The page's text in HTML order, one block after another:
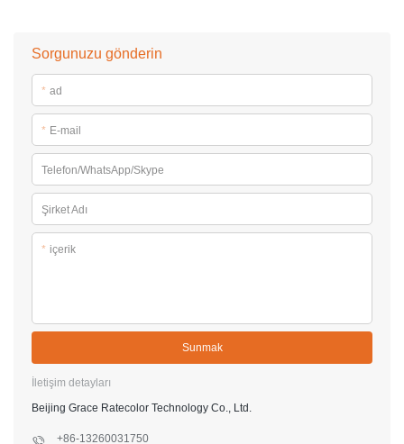
Sorgunuzu gönderin
* ad
* E-mail
Telefon/WhatsApp/Skype
Şirket Adı
* içerik
Sunmak
İletişim detayları
Beijing Grace Ratecolor Technology Co., Ltd.
+86-13260031750